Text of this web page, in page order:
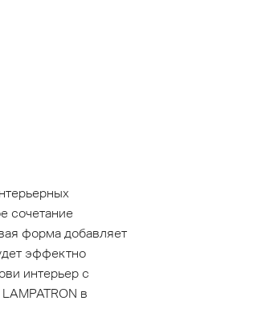
сочетание
форма добавляет
эффектно
интерьер с
в